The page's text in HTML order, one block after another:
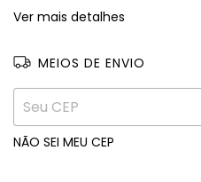
Ver mais detalhes
MEIOS DE ENVIO
Entregas para o CEP:
NÃO SEI MEU CEP